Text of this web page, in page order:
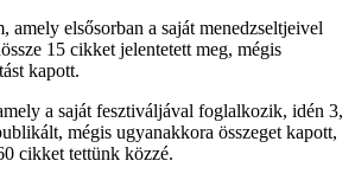
amely elsősorban a saját menedzseltjeivel
15 cikket jelentetett meg, mégis
kapott.
a saját fesztiváljával foglalkozik, idén 3,
mégis ugyanakkora összeget kapott,
cikket tettünk közzé.